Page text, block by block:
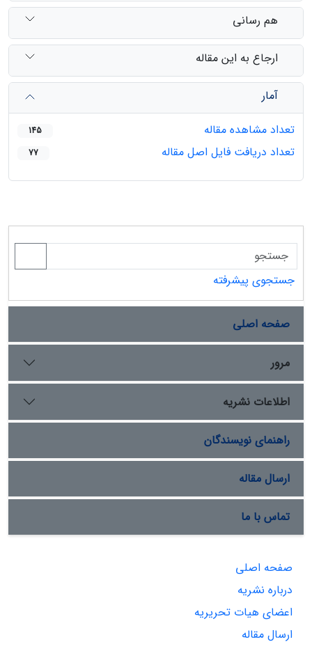
هم رسانی
ارجاع به این مقاله
آمار
تعداد مشاهده مقاله
145
تعداد دریافت فایل اصل مقاله 77
جستجوی پیشرفته
صفحه اصلی
مرور
اطلاعات نشریه
راهنمای نویسندگان
ارسال مقاله
تماس با ما
صفحه اصلی
درباره نشریه
اعضای هیات تحریریه
ارسال مقاله